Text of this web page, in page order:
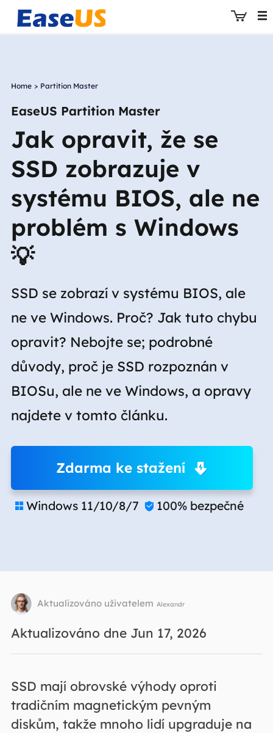
Home > Partition Master
EaseUS Partition Master
Jak opravit, že se
SSD zobrazuje v
systému BIOS, ale ne
problém s Windows
💡
SSD se zobrazí v systému BIOS, ale
ne ve Windows. Proč? Jak tuto chybu
opravit? Nebojte se; podrobné
důvody, proč je SSD rozpoznán v
BIOSu, ale ne ve Windows, a opravy
najdete v tomto článku.
Zdarma ke stažení
 Windows 11/10/8/7  100% bezpečné
Aktualizováno uživatelem Alexandr
Aktualizováno dne Jun 17, 2026
SSD mají obrovské výhody oproti
tradičním magnetickým pevným
diskům, takže mnoho lidí upgraduje na